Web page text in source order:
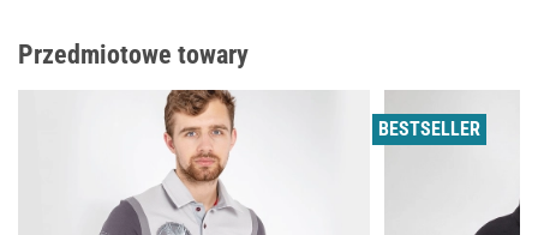
Przedmiotowe towary
BESTSELLER